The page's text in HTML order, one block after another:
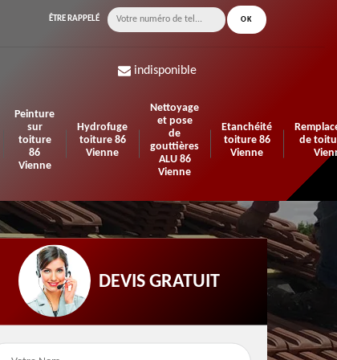
ÊTRE RAPPELÉ
indisponible
Peinture
sur
toiture
86
Vienne
Hydrofuge
toiture 86
Vienne
Nettoyage
et pose
de
gouttières
ALU 86
Vienne
Etanchéité
toiture 86
Vienne
de
Urgence fuite de
Travaux d'isolation 86
DEVIS GRATUIT